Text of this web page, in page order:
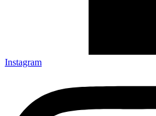
Instagram